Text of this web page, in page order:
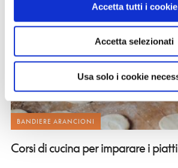
Accetta tutti i cookie
Accetta selezionati
Usa solo i cookie
BANDIERE ARANCIONI
Corsi di cucina per imparare i